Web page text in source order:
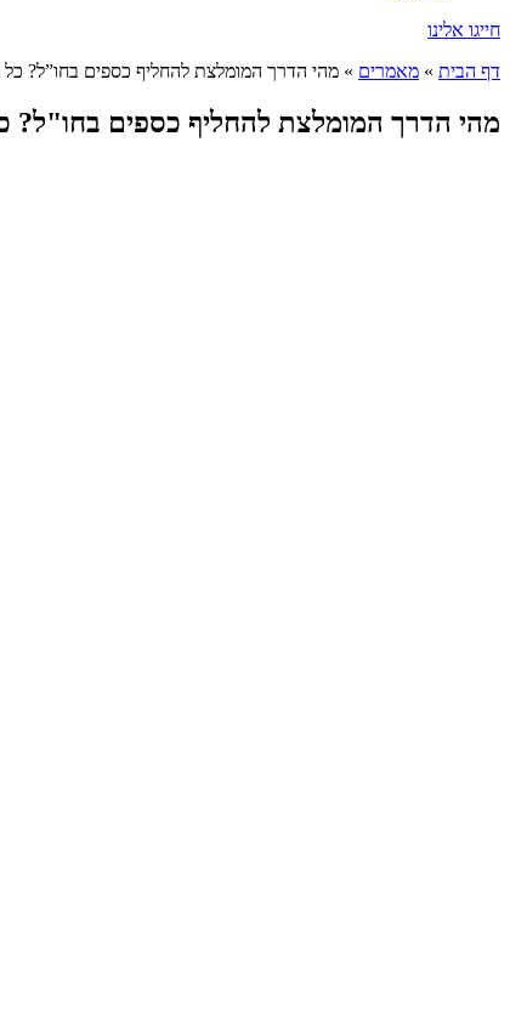
חייגו אלינו
דף הבית » מאמרים » מהי הדרך המומלצת להחליף כספים בחו”ל?
מהי הדרך המומלצת להחליף כספים